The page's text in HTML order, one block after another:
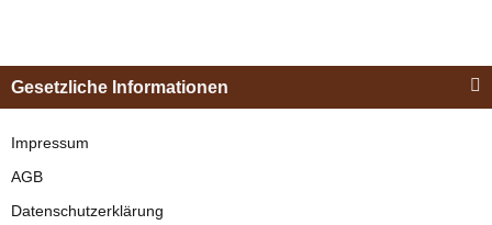
"Shettyglück"
Gesetzliche Informationen
Impressum
AGB
Datenschutzerklärung